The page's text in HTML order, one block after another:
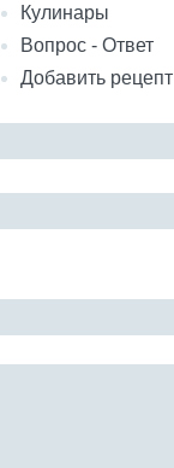
Кулинары
Вопрос - Ответ
Добавить рецепт